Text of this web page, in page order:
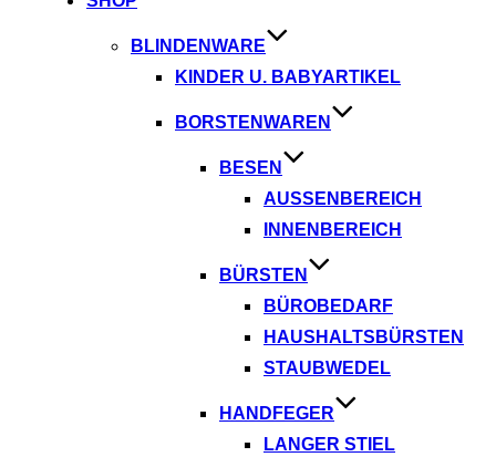
BLINDENWARE
KINDER U. BABYARTIKEL
BORSTENWAREN
BESEN
AUSSENBEREICH
INNENBEREICH
BÜRSTEN
BÜROBEDARF
HAUSHALTSBÜRSTEN
STAUBWEDEL
HANDFEGER
LANGER STIEL